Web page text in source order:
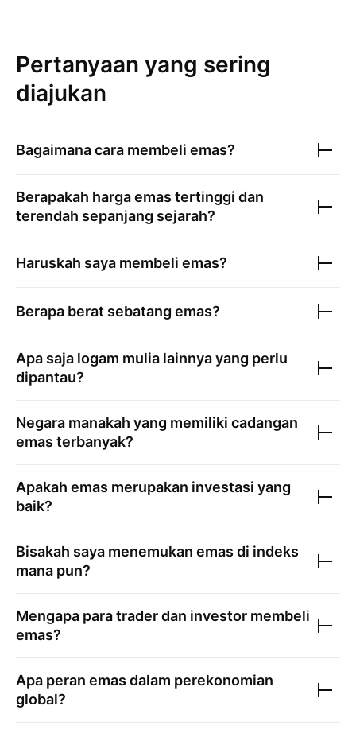
Pertanyaan yang sering
diajukan
Bagaimana cara membeli emas?
Berapakah harga emas tertinggi dan
terendah sepanjang sejarah?
Haruskah saya membeli emas?
Berapa berat sebatang emas?
Apa saja logam mulia lainnya yang perlu
dipantau?
Negara manakah yang memiliki cadangan
emas terbanyak?
Apakah emas merupakan investasi yang
baik?
Bisakah saya menemukan emas di indeks
mana pun?
Mengapa para trader dan investor membeli
emas?
Apa peran emas dalam perekonomian
global?